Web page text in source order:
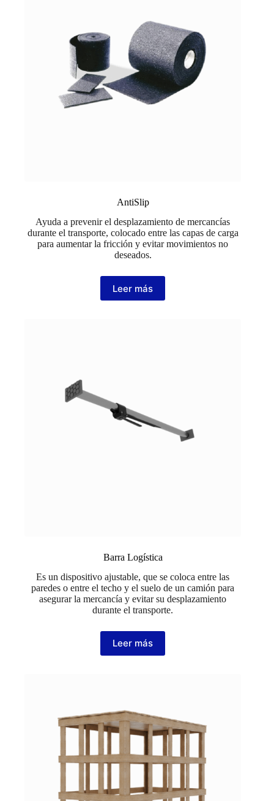
AntiSlip
Ayuda a prevenir el desplazamiento de mercancías
durante el transporte, colocado entre las capas de carga
para aumentar la fricción y evitar movimientos no
deseados.
Leer más
Barra Logística
Es un dispositivo ajustable, que se coloca entre las
paredes o entre el techo y el suelo de un camión para
asegurar la mercancía y evitar su desplazamiento
durante el transporte.
Leer más